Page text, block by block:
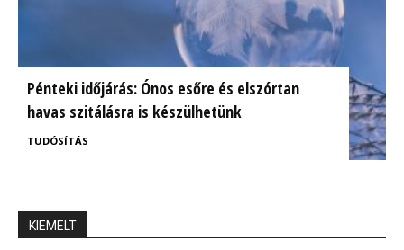
Pénteki időjárás: Ónos esőre és elszórtan
havas szitálásra is készülhetünk
TUDÓSÍTÁS
KIEMELT